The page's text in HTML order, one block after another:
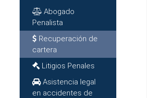
Abogado
Penalista
Recuperación de
cartera
Litigios Penales
Asistencia legal
en accidentes de